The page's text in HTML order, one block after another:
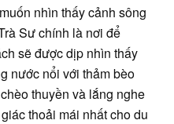
nhìn thấy cảnh sông
Sư chính là nơi để
sẽ được dịp nhìn thấy
nước nổi với thảm bèo
thuyền và lắng nghe
thoải mái nhất cho du